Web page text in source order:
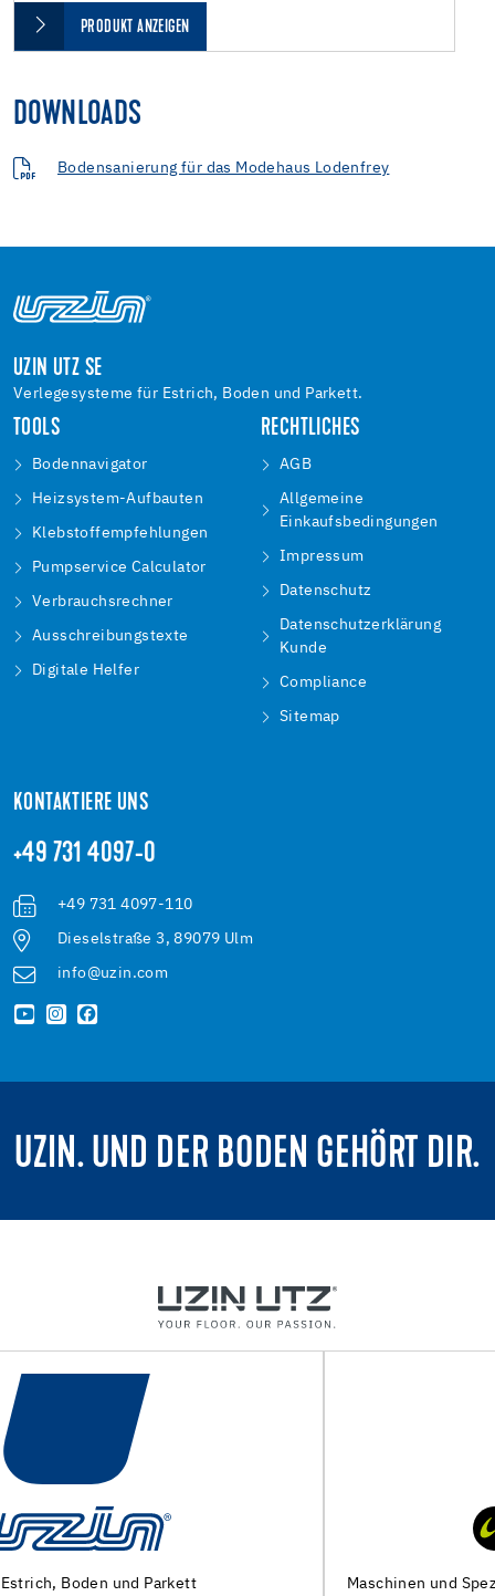
PRODUKT ANZEIGEN
DOWNLOADS
Bodensanierung für das Modehaus Lodenfrey
UZIN UTZ SE
Verlegesysteme für Estrich, Boden und Parkett.
TOOLS
Bodennavigator
Heizsystem-Aufbauten
Klebstoffempfehlungen
Pumpservice Calculator
Verbrauchsrechner
Ausschreibungstexte
Digitale Helfer
RECHTLICHES
AGB
Allgemeine
Einkaufsbedingungen
Impressum
Datenschutz
Datenschutzerklärung
Kunde
Compliance
Sitemap
KONTAKTIERE UNS
+49 731 4097-0
+49 731 4097-110
Dieselstraße 3, 89079 Ulm
info@uzin.com
UZIN. UND DER BODEN GEHÖRT DIR.
Maschinen und Spezialwerkzeuge zur